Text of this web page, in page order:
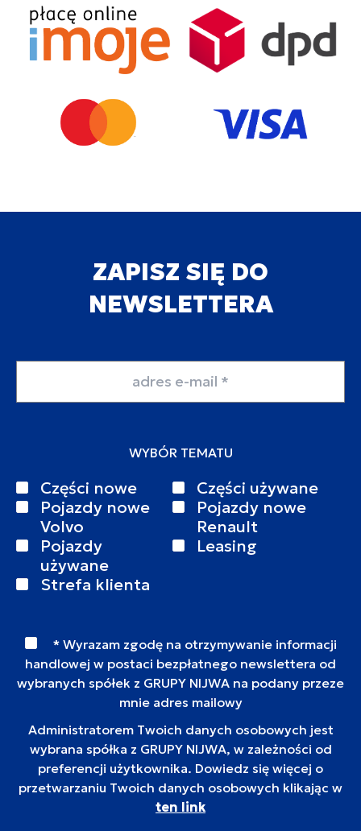
ZAPISZ SIĘ DO
NEWSLETTERA
WYBÓR TEMATU
Części nowe
Części używane
Pojazdy nowe
Volvo
Pojazdy nowe
Renault
Pojazdy
używane
Leasing
Strefa klienta
* Wyrazam zgodę na otrzymywanie informacji
handlowej w postaci bezpłatnego newslettera od
wybranych spółek z GRUPY NIJWA na podany przeze
mnie adres mailowy
Administratorem Twoich danych osobowych jest
wybrana spółka z GRUPY NIJWA, w zależności od
preferencji użytkownika. Dowiedz się więcej o
przetwarzaniu Twoich danych osobowych klikając w
ten link